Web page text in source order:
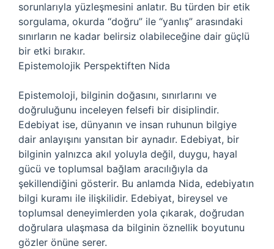
sorunlarıyla yüzleşmesini anlatır. Bu türden bir etik
sorgulama, okurda “doğru” ile “yanlış” arasındaki
sınırların ne kadar belirsiz olabileceğine dair güçlü
bir etki bırakır.
Epistemolojik Perspektiften Nida
Epistemoloji, bilginin doğasını, sınırlarını ve
doğruluğunu inceleyen felsefi bir disiplindir.
Edebiyat ise, dünyanın ve insan ruhunun bilgiye
dair anlayışını yansıtan bir aynadır. Edebiyat, bir
bilginin yalnızca akıl yoluyla değil, duygu, hayal
gücü ve toplumsal bağlam aracılığıyla da
şekillendiğini gösterir. Bu anlamda Nida, edebiyatın
bilgi kuramı ile ilişkilidir. Edebiyat, bireysel ve
toplumsal deneyimlerden yola çıkarak, doğrudan
doğrulara ulaşmasa da bilginin öznellik boyutunu
gözler önüne serer.